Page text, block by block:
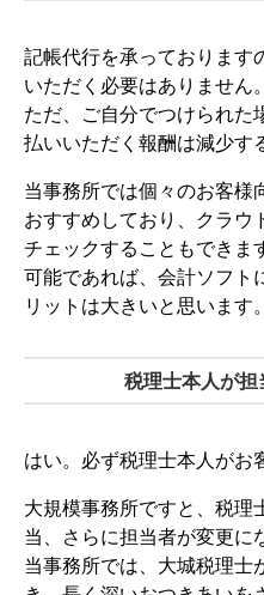
記帳代行を承っております
いただく必要はありません。
ただ、ご自分でつけられた
払いいただく報酬は減少す
当事務所では個々のお客様
おすすめしており、クラウ
チェックすることもできま
可能であれば、会計ソフト
リットは大きいと思います。
税理士本人が担
はい。必ず税理士本人がお
大規模事務所ですと、税理
当、さらに担当者が変更に
当事務所では、大城税理士